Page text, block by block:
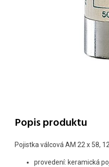
Popis produktu
Pojistka válcová AM 22 x 58,
provedení: keramická